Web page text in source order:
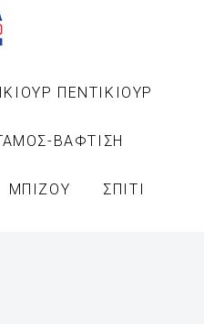
ΠΕΝΤΙΚΙΟΥΡ
ΒΑΦΤΙΣΗ
ΜΠΙΖΟΥ ΣΠΙΤΙ